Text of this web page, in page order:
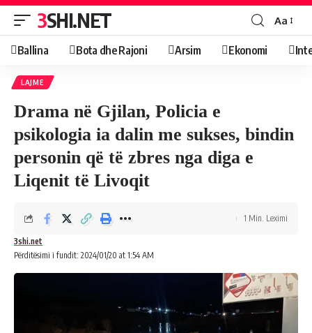
3SHI.NET Aa
Ballina Bota dhe Rajoni Arsim Ekonomi
LAJME
Drama në Gjilan, Policia e
psikologia ia dalin me sukses, bindin
personin që të zbres nga diga e
Liqenit të Livoqit
Përditësimi i fundit: 2024/01/20 at 1:54 AM
3shi.net
1 Min. Leximi